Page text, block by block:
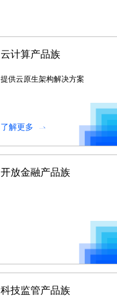
云计算产品族
提供云原生架构解决方案
了解更多
开放金融产品族
科技监管产品族